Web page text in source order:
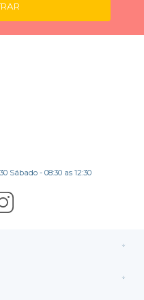
Sábado - 08:30 as 12:30